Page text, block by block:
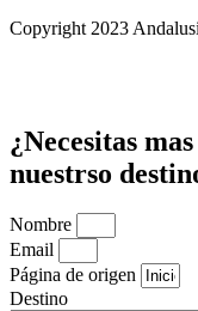
Copyright 2023
¿Necesitas
nuestrso
Nombre
Email
Página de origen
Destino